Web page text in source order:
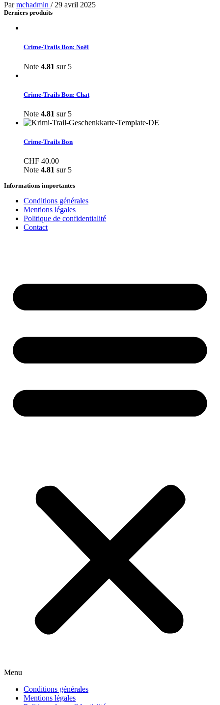
Parmchadmin / 29 avril 2025
Derniers produits
Crime-Trails Bon: Noël
Note 4.81 sur 5
Crime-Trails Bon: Chat
Note 4.81 sur 5
Crime-Trails Bon
CHF 40.00
Note 4.81 sur 5
Informations importantes
Conditions générales
Mentions légales
Politique de confidentialité
Contact
Menu
Conditions générales
Mentions légales